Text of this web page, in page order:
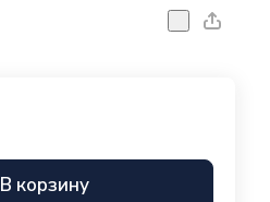
В корзину